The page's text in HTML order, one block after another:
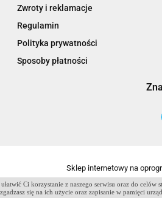
Ci korzystanie z naszego serwisu oraz do
się na ich użycie oraz zapisanie w pamięci
Zwroty i reklamacje
Regulamin
Polityka prywatności
Sposoby płatności
Sklep internetowy na